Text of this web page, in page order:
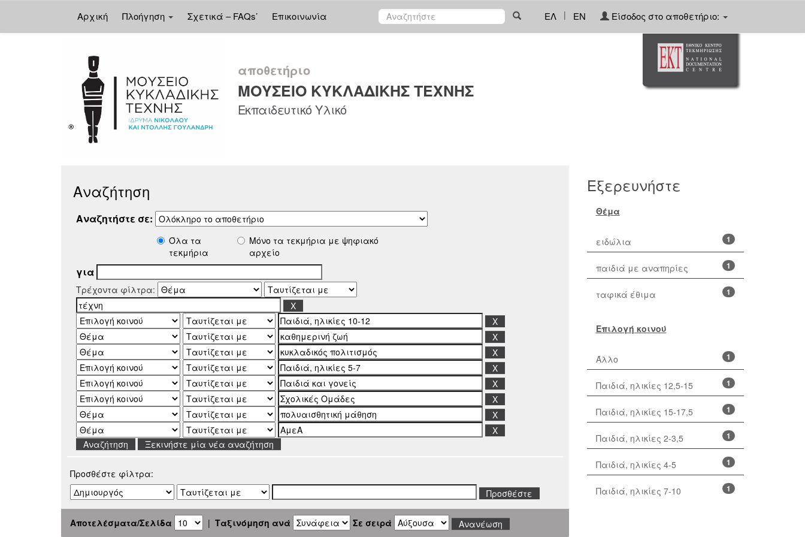
Αρχική Πλοήγηση Σχετικά – FAQs’ Επικοινωνία ΕΛ | EN Είσοδος στο αποθετήριο:
αποθετήριο
ΜΟΥΣΕΙΟ ΚΥΚΛΑΔΙΚΗΣ ΤΕΧΝΗΣ
Εκπαιδευτικό Υλικό
Αναζήτηση
Αναζητήστε σε:
Όλα τα
τεκμήρια
Μόνο τα τεκμήρια με ψηφιακό
αρχείο
για
Τρέχοντα φίλτρα:
Ξεκινήστε μία νέα αναζήτηση
Προσθέστε φίλτρα:
Αποτελέσματα/Σελίδα | Ταξινόμηση ανά Σε σειρά
Εξερευνήστε
Θέμα
1
ειδώλια
1
παιδιά με αναπηρίες
1
ταφικά έθιμα
Επιλογή κοινού
1
Άλλο
1
Παιδιά, ηλικίες 12,5-15
1
Παιδιά, ηλικίες 15-17,5
1
Παιδιά, ηλικίες 2-3,5
1
Παιδιά, ηλικίες 4-5
1
Παιδιά, ηλικίες 7-10